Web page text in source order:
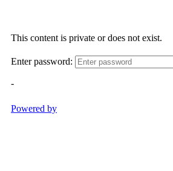
/
Portitxol
Cala